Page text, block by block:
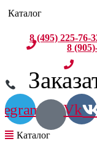
8 (495) 225-76-
8
Vk